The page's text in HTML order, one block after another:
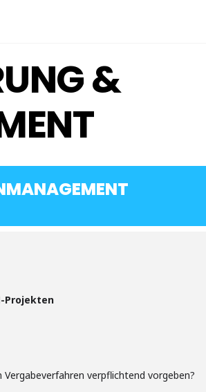
&
Projekten
verpflichtend vorgeben?